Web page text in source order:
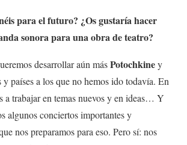
para el futuro? ¿Os gustaría hacer
sonora para una obra de teatro?
desarrollar aún másPotochkiney
y países a los que no hemos ido todavía. En
a trabajar en temas nuevos y en ideas… Y
algunos conciertos importantes y
nos preparamos para eso. Pero sí: nos